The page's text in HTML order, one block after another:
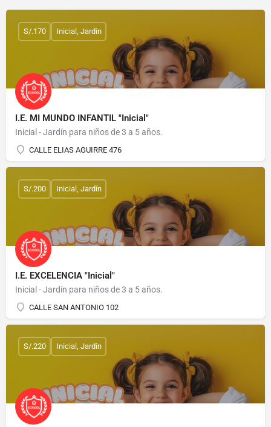
I.E. MI MUNDO INFANTIL "Inicial"
Inicial - Jardín para niños de 3 a 5 años.
CALLE ELIAS AGUIRRE 476
S/.170 Inicial, Jardín
I.E. EXCELENCIA "Inicial"
Inicial - Jardín para niños de 3 a 5 años.
CALLE SAN ANTONIO 102
S/.200 Inicial, Jardín
S/.220 Inicial, Jardín